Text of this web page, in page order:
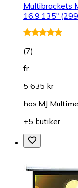
Multibrackets
16:9 135"
(7)
fr.
5 635 kr
hos MJ
+5 butiker